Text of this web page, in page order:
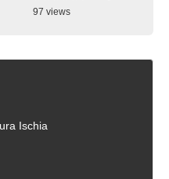
97 views
Ischia